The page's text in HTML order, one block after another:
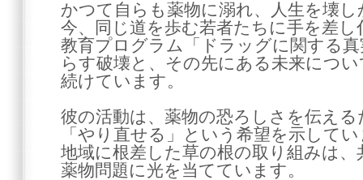
かつて自らも薬物に溺れ、人生を壊
今、同じ道を歩む若者たちに手を差
教育プログラム「ドラッグに関する
らす破壊と、その先にある未来につ
続けています。
彼の活動は、薬物の恐ろしさを伝え
「やり直せる」という希望を示して
地域に根差した草の根の取り組みは
薬物問題に光を当てています。